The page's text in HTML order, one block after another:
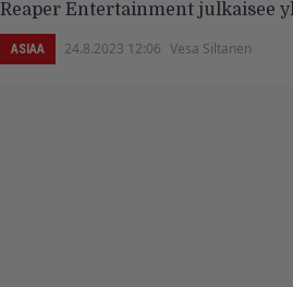
Reaper Entertainment julkaisee
ASIAA 24.8.2023 12:06 Vesa Siltanen